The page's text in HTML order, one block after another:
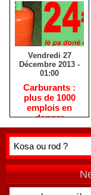
Vendredi 27
Décembre 2013 -
01:00
Carburants :
plus de 1000
emplois en
danger